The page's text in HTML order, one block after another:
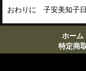
おわりに 子安美知子
ホーム
特定商